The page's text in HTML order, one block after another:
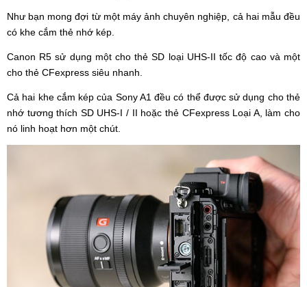
Như bạn mong đợi từ một máy ảnh chuyên nghiệp, cả hai mẫu đều
có khe cắm thẻ nhớ kép.
Canon R5 sử dụng một cho thẻ SD loại UHS-II tốc độ cao và một
cho thẻ CFexpress siêu nhanh.
Cả hai khe cắm kép của Sony A1 đều có thể được sử dụng cho thẻ
nhớ tương thích SD UHS-I / II hoặc thẻ CFexpress Loại A, làm cho
nó linh hoạt hơn một chút.